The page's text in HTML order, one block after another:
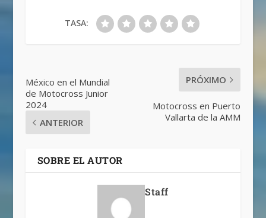
TASA:
México en el Mundial
de Motocross Junior
2024
ANTERIOR
PRÓXIMO
Motocross en Puerto
Vallarta de la AMM
SOBRE EL AUTOR
Staff